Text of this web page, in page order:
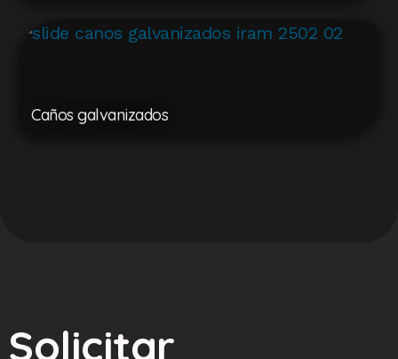
Caños galvanizados
Solicitar